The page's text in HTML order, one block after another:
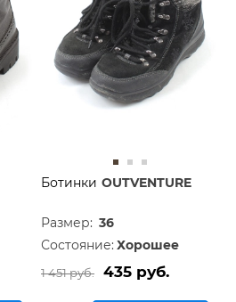
Ботинки OUTVENTURE
Размер: 36
Состояние: Хорошее
1 451 руб. 435 руб.